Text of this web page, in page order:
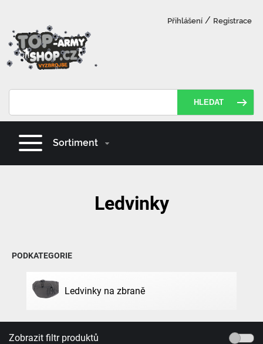
Přihlášení / Registrace
HLEDAT
Sortiment
Ledvinky
PODKATEGORIE
Ledvinky na zbraně
Zobrazit filtr produktů